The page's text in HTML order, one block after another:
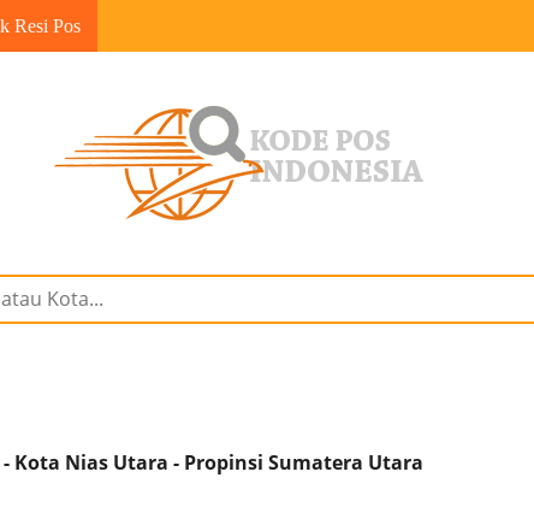
Resi Pos
Kota Nias Utara - Propinsi Sumatera Utara